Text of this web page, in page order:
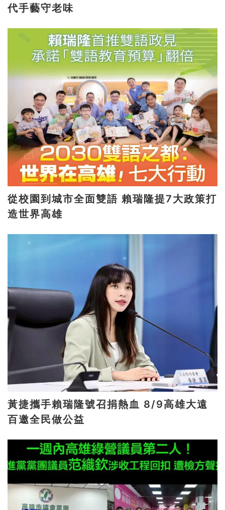
代手藝守老味
從校園到城市全面雙語 賴瑞隆提7大政策打
造世界高雄
黃捷攜手賴瑞隆號召捐熱血 8/9高雄大遠
百邀全民做公益